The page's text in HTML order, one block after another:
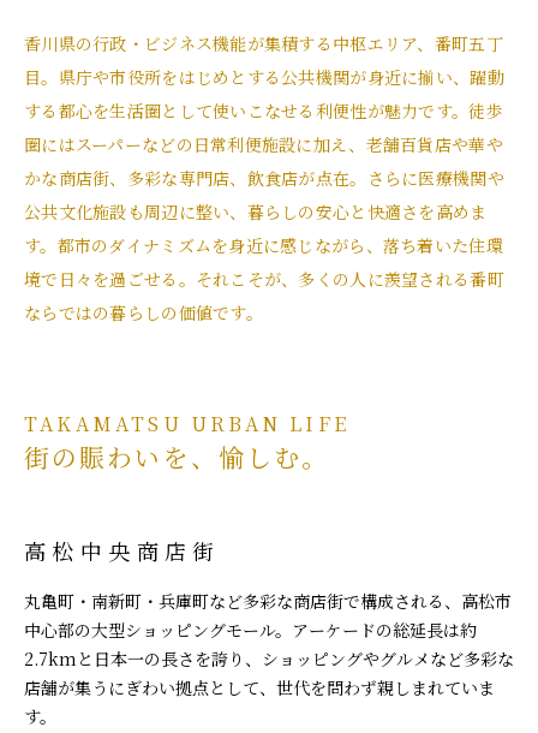
香川県の行政・ビジネス機能が集積する中枢エリア、番町五丁
目。県庁や市役所をはじめとする公共機関が身近に揃い、躍動
する都心を生活圏として使いこなせる利便性が魅力です。徒歩
圏にはスーパーなどの日常利便施設に加え、老舗百貨店や華や
かな商店街、多彩な専門店、飲食店が点在。さらに医療機関や
公共文化施設も周辺に整い、暮らしの安心と快適さを高めま
す。都市のダイナミズムを身近に感じながら、落ち着いた住環
境で日々を過ごせる。それこそが、多くの人に羨望される番町
ならではの暮らしの価値です。
TAKAMATSU URBAN LIFE
街の賑わいを、愉しむ。
高松中央商店街
丸亀町・南新町・兵庫町など多彩な商店街で構成される、高松市
中心部の大型ショッピングモール。アーケードの総延長は約
2.7kmと日本一の長さを誇り、ショッピングやグルメなど多彩な
店舗が集うにぎわい拠点として、世代を問わず親しまれていま
す。